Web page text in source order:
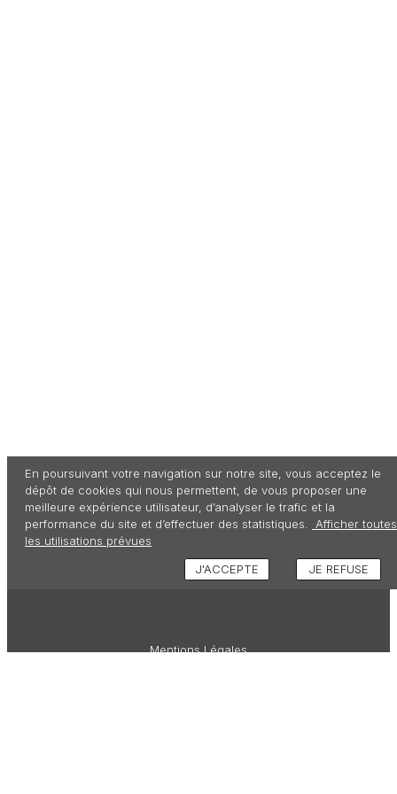
En poursuivant votre navigation sur notre site, vous acceptez le
dépôt de cookies qui nous permettent, de vous proposer une
meilleure expérience utilisateur, d’analyser le trafic et la
performance du site et d’effectuer des statistiques.
Afficher toutes
les utilisations prévues
J'ACCEPTE
JE REFUSE
Mentions Légales